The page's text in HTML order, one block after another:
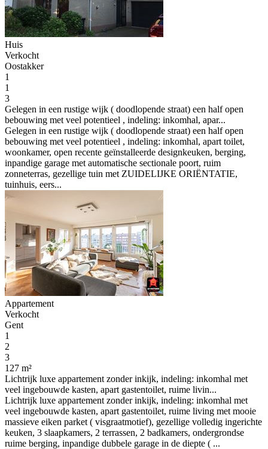
Huis
Verkocht
Oostakker
1
1
3
Gelegen in een rustige wijk ( doodlopende straat) een half open
bebouwing met veel potentieel , indeling: inkomhal, apar...
Gelegen in een rustige wijk ( doodlopende straat) een half open
bebouwing met veel potentieel , indeling: inkomhal, apart toilet,
woonkamer, open recente geïnstalleerde designkeuken, berging,
inpandige garage met automatische sectionale poort, ruim
zonneterras, gezellige tuin met ZUIDELIJKE ORIËNTATIE,
tuinhuis, eers...
Appartement
Verkocht
Gent
1
2
3
127 m²
Lichtrijk luxe appartement zonder inkijk, indeling: inkomhal met
veel ingebouwde kasten, apart gastentoilet, ruime livin...
Lichtrijk luxe appartement zonder inkijk, indeling: inkomhal met
veel ingebouwde kasten, apart gastentoilet, ruime living met mooie
massieve eiken parket ( visgraatmotief), gezellige volledig ingerichte
keuken, 3 slaapkamers, 2 terrassen, 2 badkamers, ondergrondse
ruime berging, inpandige dubbele garage in de diepte ( ...